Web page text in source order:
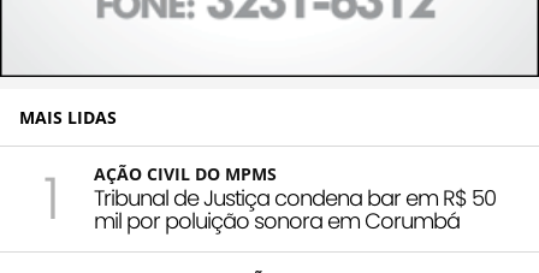
MAIS LIDAS
1 AÇÃO CIVIL DO MPMS
Tribunal de Justiça condena bar em R$ 50
mil por poluição sonora em Corumbá